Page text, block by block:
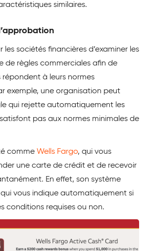
similaires.
les sociétés financières d’examiner les
de règles commerciales afin de
répondent à leurs normes
exemple, une organisation peut
qui rejette automatiquement les
pas aux normes minimales de
comme Wells Fargo, qui vous
une carte de crédit et de recevoir
En effet, son système
qui vous indique automatiquement si
conditions requises ou non.